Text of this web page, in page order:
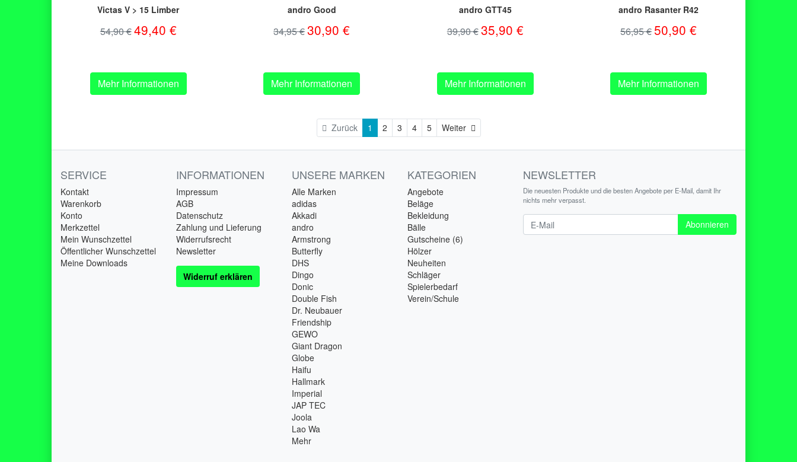
Victas V > 15 Limber
54,90 €49,40 €
Mehr Informationen
andro Good
34,95 €30,90 €
Mehr Informationen
andro GTT45
39,90 €35,90 €
Mehr Informationen
andro Rasanter R42
56,95 €50,90 €
Mehr Informationen
Zurück 1 2 3 4 5 Weiter Weiter
SERVICE
Kontakt
Warenkorb
Konto
Merkzettel
Mein Wunschzettel
Öffentlicher Wunschzettel
Meine Downloads
INFORMATIONEN
Impressum
AGB
Datenschutz
Zahlung und Lieferung
Widerrufsrecht
Newsletter
Widerruf erklären
UNSERE MARKEN
Alle Marken
adidas
Akkadi
andro
Armstrong
Butterfly
DHS
Dingo
Donic
Double Fish
Dr. Neubauer
Friendship
GEWO
Giant Dragon
Globe
Haifu
Hallmark
Imperial
JAP TEC
Joola
Lao Wa
Mehr
KATEGORIEN
Angebote
Beläge
Bekleidung
Bälle
Gutscheine (6)
Hölzer
Neuheiten
Schläger
Spielerbedarf
Verein/Schule
NEWSLETTER
Die neuesten Produkte und die besten Angebote per E-Mail, damit Ihr
nichts mehr verpasst.
Newsletter Abonnieren